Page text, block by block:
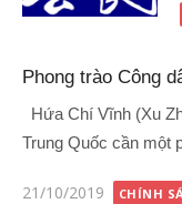
Phong trào Công
Hứa Chí Vĩnh (Xu
Trung Quốc cần một
Đăng
21/10/2019 CHÍNH